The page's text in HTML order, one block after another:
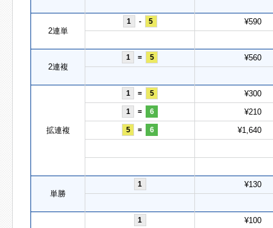
2連単
1 - 5 ¥590
2連複
1 = 5 ¥560
拡連複
1 = 5 ¥300
1 = 6 ¥210
5 = 6 ¥1,640
単勝
1 ¥130
1 ¥100